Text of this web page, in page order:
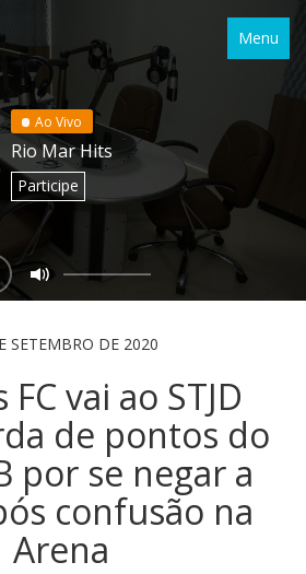
Menu
Ao Vivo
Rio Mar Hits
Participe
SETEMBRO DE 2020
vai ao STJD
de pontos do
por se negar a
confusão na
Arena